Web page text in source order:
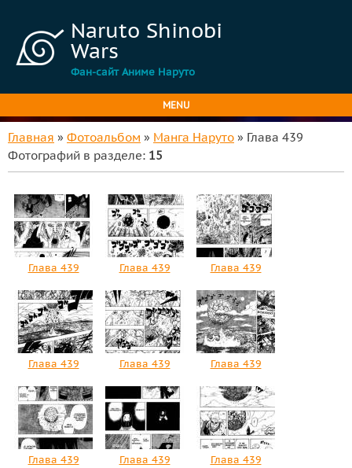
Naruto Shinobi
Wars
Фан-сайт Аниме Наруто
MENU
Главная » Фотоальбом » Манга Наруто » Глава 439
Фотографий в разделе: 15
Глава 439 Глава 439 Глава 439
Глава 439 Глава 439 Глава 439
Глава 439 Глава 439 Глава 439